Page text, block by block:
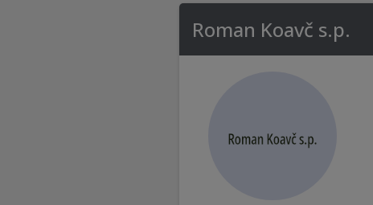
Roman Koavč s.p.